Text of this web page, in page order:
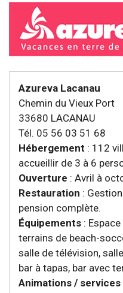
Azureva Lacanau
Chemin du Vieux Port
33680 LACANAU
Tél. 05 56 03 51 68
Hébergement : 112
accueillir de 3 à 6
Ouverture : Avril à
Restauration :
pension complète.
Équipements :
terrains de beach-
salle de télévision,
bar à tapas, bar avec
Animations / services